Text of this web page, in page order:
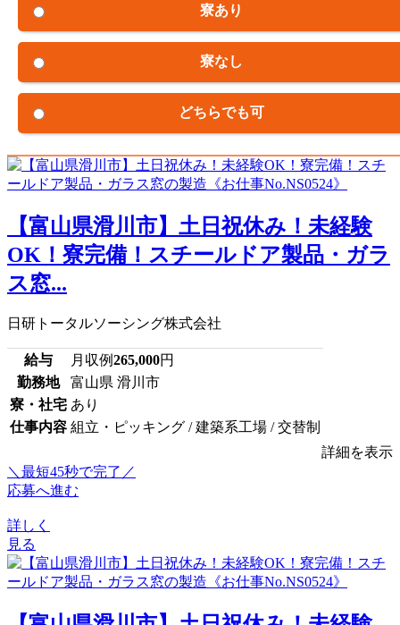
寮あり
寮なし
どちらでも可
【富山県滑川市】土日祝休み！未経験
OK！寮完備！スチールドア製品・ガラ
ス窓...
日研トータルソーシング株式会社
給与 月収例265,000円
勤務地
富山県 滑川市
寮・社宅 あり
仕事内容 組立・ピッキング / 建築系工場 / 交替制
詳細を表示
＼最短45秒で完了／
応募へ進む
詳しく
見る